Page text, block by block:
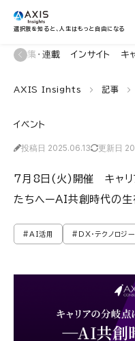
選択肢を知ると、人生はもっと自由になる
特集・連載 インサイト キ
AXIS Insights 記事
イベント
投稿日 2025.06.13 更新日
7月8日(火)開催 キャリ
たちへーAI共創時代の生
#AI活用 #DX・テクノロジー